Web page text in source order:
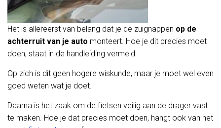
Het is allereerst van belang dat je de zuignappen op de
achterruit van je auto monteert. Hoe je dit precies moet
doen, staat in de handleiding vermeld.
Op zich is dit geen hogere wiskunde, maar je moet wel even
goed weten wat je doet.
Daarna is het zaak om de fietsen veilig aan de drager vast
te maken. Hoe je dat precies moet doen, hangt ook van het